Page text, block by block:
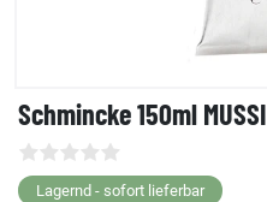
Schmincke 150ml
Lagernd - sofort lieferbar